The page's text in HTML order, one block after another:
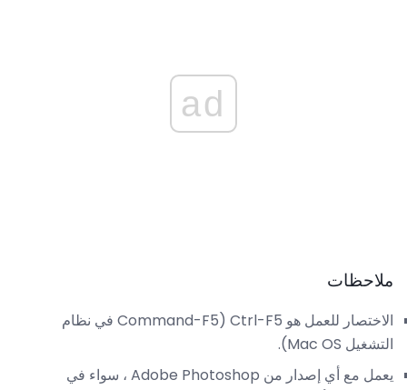
ad
ملاحظات
الاختصار للعمل هو Ctrl-F5 (Command-F5 في نظام
التشغيل Mac OS).
يعمل مع أي إصدار من Adobe Photoshop ، سواء في